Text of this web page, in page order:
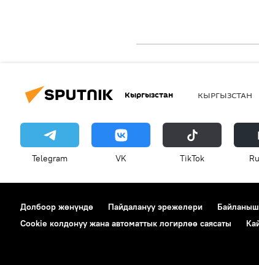
Кыргызстан КЫРГЫЗСТАН
Telegram VK ТikТоk
Долбоор жөнүндө Пайдалануу эрежелери
Cookie колдонуу жана автоматтык логирлөө саясаты